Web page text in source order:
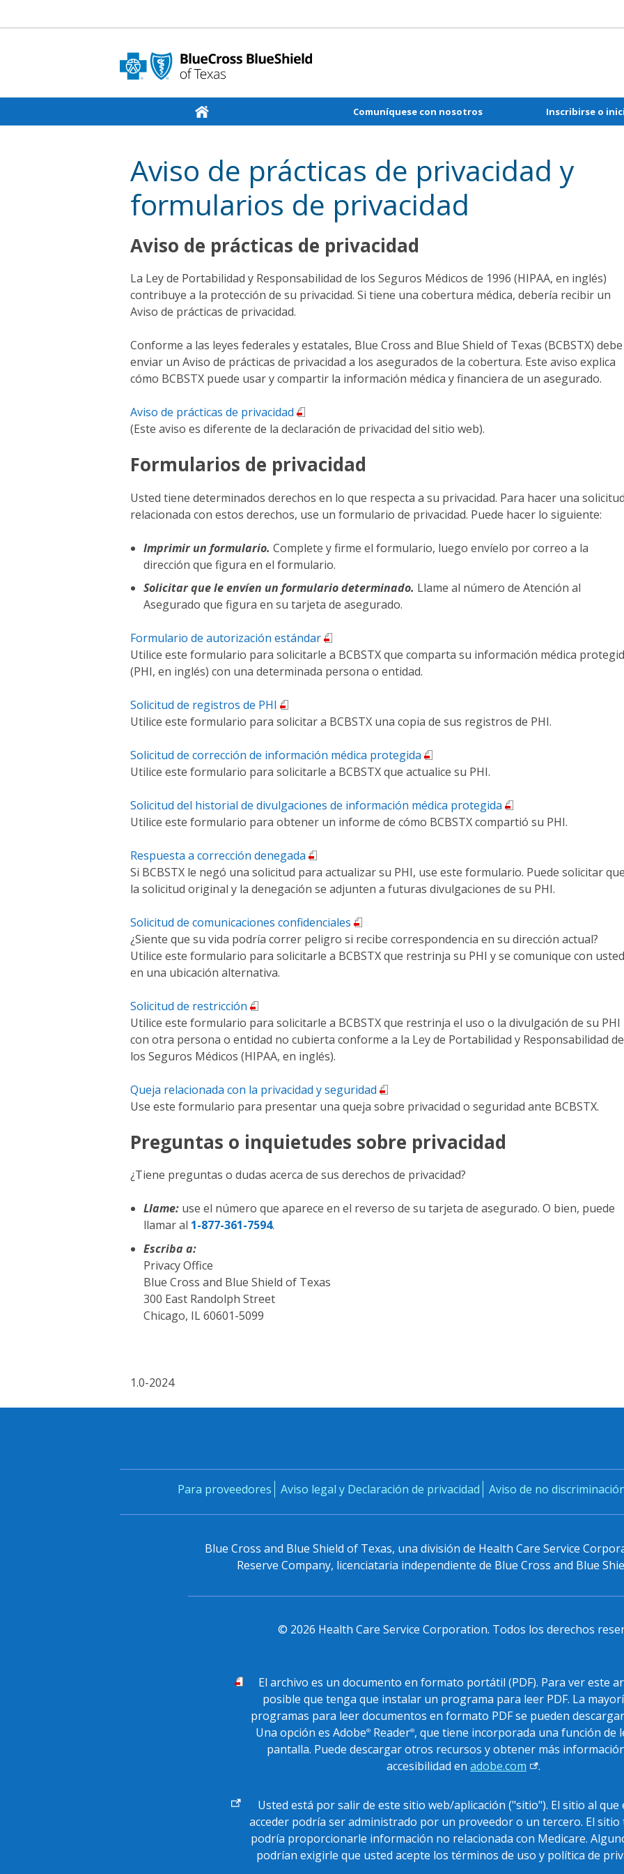
Comuníquese con nosotros Inscribirse o
Aviso de prácticas de privacidad y
formularios de privacidad
Aviso de prácticas de privacidad
La Ley de Portabilidad y Responsabilidad de los Seguros Médicos de 1996 (HIPAA, en inglés)
contribuye a la protección de su privacidad. Si tiene una cobertura médica, debería recibir un
Aviso de prácticas de privacidad.
Conforme a las leyes federales y estatales, Blue Cross and Blue Shield of Texas (BCBSTX) debe
enviar un Aviso de prácticas de privacidad a los asegurados de la cobertura. Este aviso explica
cómo BCBSTX puede usar y compartir la información médica y financiera de un asegurado.
Aviso de prácticas de privacidad
(Este aviso es diferente de la declaración de privacidad del sitio web).
Formularios de privacidad
Usted tiene determinados derechos en lo que respecta a su privacidad. Para hacer una
relacionada con estos derechos, use un formulario de privacidad. Puede hacer lo siguiente:
Imprimir un formulario. Complete y firme el formulario, luego envíelo por correo a la
dirección que figura en el formulario.
Solicitar que le envíen un formulario determinado. Llame al número de Atención al
Asegurado que figura en su tarjeta de asegurado.
Formulario de autorización estándar
Utilice este formulario para solicitarle a BCBSTX que comparta su información médica
(PHI, en inglés) con una determinada persona o entidad.
Solicitud de registros de PHI
Utilice este formulario para solicitar a BCBSTX una copia de sus registros de PHI.
Solicitud de corrección de información médica protegida
Utilice este formulario para solicitarle a BCBSTX que actualice su PHI.
Solicitud del historial de divulgaciones de información médica protegida
Utilice este formulario para obtener un informe de cómo BCBSTX compartió su PHI.
Respuesta a corrección denegada
Si BCBSTX le negó una solicitud para actualizar su PHI, use este formulario. Puede solicitar
la solicitud original y la denegación se adjunten a futuras divulgaciones de su PHI.
Solicitud de comunicaciones confidenciales
¿Siente que su vida podría correr peligro si recibe correspondencia en su dirección actual?
Utilice este formulario para solicitarle a BCBSTX que restrinja su PHI y se comunique con usted
en una ubicación alternativa.
Solicitud de restricción
Utilice este formulario para solicitarle a BCBSTX que restrinja el uso o la divulgación de su PHI
con otra persona o entidad no cubierta conforme a la Ley de Portabilidad y Responsabilidad de
los Seguros Médicos (HIPAA, en inglés).
Queja relacionada con la privacidad y seguridad
Use este formulario para presentar una queja sobre privacidad o seguridad ante BCBSTX.
Preguntas o inquietudes sobre privacidad
¿Tiene preguntas o dudas acerca de sus derechos de privacidad?
Llame: use el número que aparece en el reverso de su tarjeta de asegurado. O bien, puede
llamar al 1-877-361-7594.
Escriba a:
Privacy Office
Blue Cross and Blue Shield of Texas
300 East Randolph Street
Chicago, IL 60601-5099
1.0-2024
Para proveedores Aviso legal y Declaración de privacidad Aviso de no
Blue Cross and Blue Shield of Texas, una división de Health Care Service
Reserve Company, licenciataria independiente de Blue Cross and Blue
© 2026 Health Care Service Corporation. Todos los derechos
El archivo PDF
es un documento en formato portátil (PDF). Para ver este
posible que tenga que instalar un programa para leer PDF. La
programas para leer documentos en formato PDF se pueden
Una opción es Adobe®Reader®, que tiene incorporada una función de
pantalla. Puede descargar otros recursos y obtener más
accesibilidad en adobe.com .
Enlace
externo
Usted está por salir de este sitio web/aplicación ("sitio"). El sitio al
acceder podría ser administrado por un proveedor o un tercero. El sitio
podría proporcionarle información no relacionada con Medicare.
podrían exigirle que usted acepte los términos de uso y política de